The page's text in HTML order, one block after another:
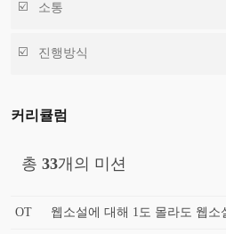
소통
진행방식
커리큘럼
총 33개의 미션
OT